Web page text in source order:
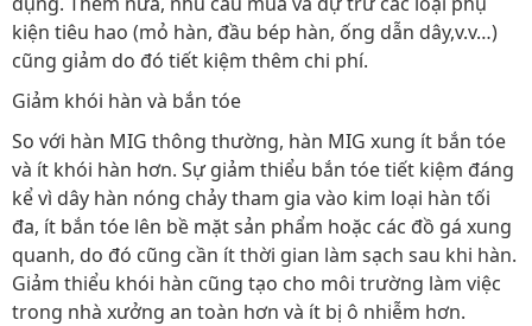
kiện tiêu hao (mỏ hàn, đầu bép hàn, ống dẫn dây,v.v…)
cũng giảm do đó tiết kiệm thêm chi phí.
Giảm khói hàn và bắn tóe
So với hàn MIG thông thường, hàn MIG xung ít bắn tóe
và ít khói hàn hơn. Sự giảm thiểu bắn tóe tiết kiệm đáng
kể vì dây hàn nóng chảy tham gia vào kim loại hàn tối
đa, ít bắn tóe lên bề mặt sản phẩm hoặc các đồ gá xung
quanh, do đó cũng cần ít thời gian làm sạch sau khi hàn.
Giảm thiểu khói hàn cũng tạo cho môi trường làm việc
trong nhà xưởng an toàn hơn và ít bị ô nhiễm hơn.